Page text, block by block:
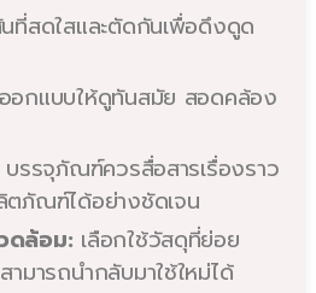
ที่สดใสและตัดกันเพื่อดึงดูด
ออกแบบให้ดูทันสมัย สอดคล้อง
บรรจุภัณฑ์ควรสื่อสารเรื่องราว
ตภัณฑ์ได้อย่างชัดเจน
ดล้อม: เลือกใช้วัสดุที่ย่อย
มารถนำกลับมาใช้ใหม่ได้